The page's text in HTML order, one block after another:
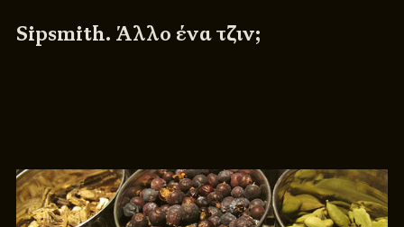
Sipsmith. Άλλο ένα τζιν;